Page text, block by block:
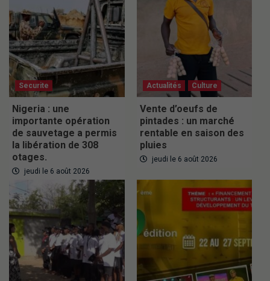
Securite
Nigeria : une
importante opération
de sauvetage a permis
la libération de 308
otages.
jeudi le 6 août 2026
Actualités Culture
Vente d’oeufs de
pintades : un marché
rentable en saison des
pluies
jeudi le 6 août 2026